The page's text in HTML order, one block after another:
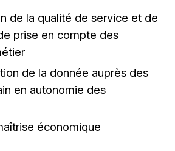
de la qualité de service et de
prise en compte des
de la donnée auprès des
en autonomie des
économique